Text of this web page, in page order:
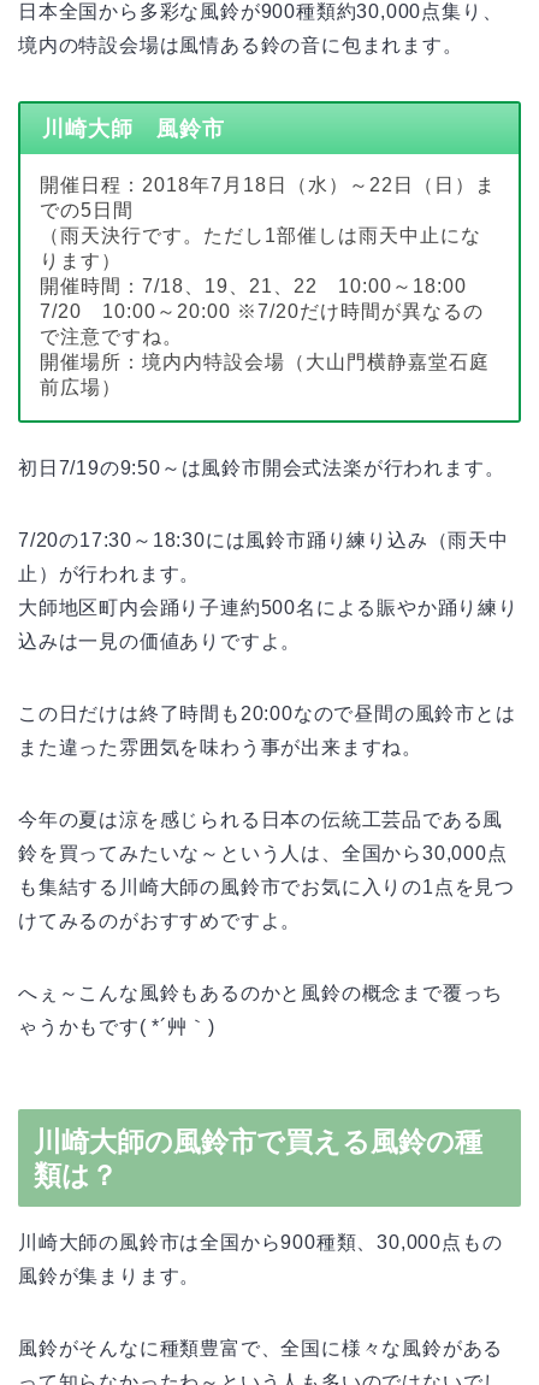
日本全国から多彩な風鈴が900種類約30,000点集り、
境内の特設会場は風情ある鈴の音に包まれます。
川崎大師 風鈴市
開催日程：2018年7月18日（水）～22日（日）ま
での5日間
（雨天決行です。ただし1部催しは雨天中止にな
ります）
開催時間：7/18、19、21、22 10:00～18:00
7/20 10:00～20:00 ※7/20だけ時間が異なるの
で注意ですね。
開催場所：境内内特設会場（大山門横静嘉堂石庭
前広場）
初日7/19の9:50～は風鈴市開会式法楽が行われます。
7/20の17:30～18:30には風鈴市踊り練り込み（雨天中
止）が行われます。
大師地区町内会踊り子連約500名による賑やか踊り練り
込みは一見の価値ありですよ。
この日だけは終了時間も20:00なので昼間の風鈴市とは
また違った雰囲気を味わう事が出来ますね。
今年の夏は涼を感じられる日本の伝統工芸品である風
鈴を買ってみたいな～という人は、全国から30,000点
も集結する川崎大師の風鈴市でお気に入りの1点を見つ
けてみるのがおすすめですよ。
へぇ～こんな風鈴もあるのかと風鈴の概念まで覆っち
ゃうかもです( *´艸｀)
川崎大師の風鈴市で買える風鈴の種
類は？
川崎大師の風鈴市は全国から900種類、30,000点もの
風鈴が集まります。
風鈴がそんなに種類豊富で、全国に様々な風鈴がある